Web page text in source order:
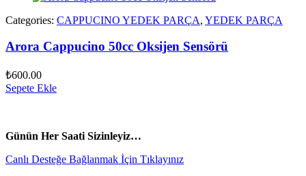
Categories: CAPPUCINO YEDEK PARÇA, YEDEK PARÇA
Arora Cappucino 50cc Oksijen Sensörü
₺600.00
Sepete Ekle
Günün Her Saati Sizinleyiz…
Canlı Desteğe Bağlanmak İçin Tıklayınız